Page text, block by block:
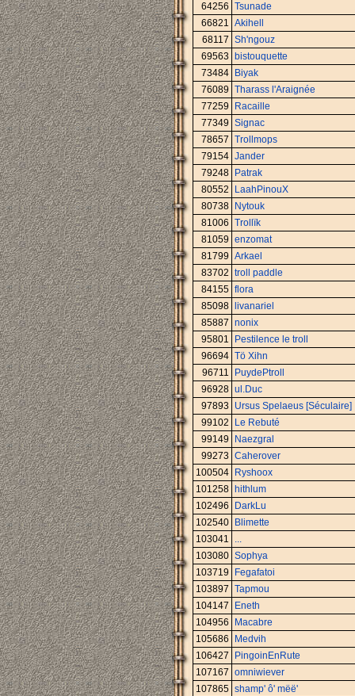
64256 Tsunade
66821 Akihell
68117 Sh'ngouz
69563 bistouquette
73484
Biyak
76089 Tharass l'Araignée
77259
Racaille
77349 Signac
78657 Trollmops
79154 Jander
79248
Patrak
80552
LaahPinouX
80738
Nytouk
81006 Trollïk
81059 enzomat
81799 Arkael
83702 troll paddle
84155 flora
85098
livanariel
85887 nonix
95801
Pestilence le troll
96694 Tö Xihn
96711
PuydePtroll
96928 ul.Duc
97893 Ursus Spelaeus [Séculaire]
99102
Le Rebuté
99149
Naezgral
99273 Caherover
100504
Ryshoox
101258 hithlum
102496
DarkLu
102540
Blimette
103041
...
103080 Sophya
103719
Fegafatoi
103897 Tapmou
104147
Eneth
104956
Macabre
105686
Medvih
106427
PingoinEnRute
107167 omniwiever
107865 shamp' ô' mëë'